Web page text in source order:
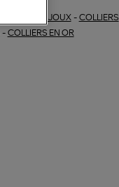
BIJOUX- COLLIERS
- COLLIERS EN OR